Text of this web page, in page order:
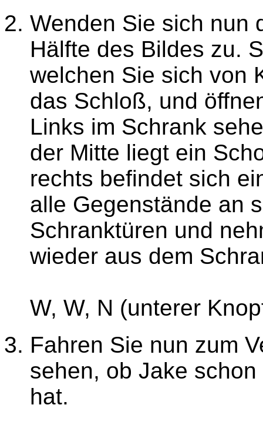
Wenden Sie sich nun
Hälfte des Bildes zu.
welchen Sie sich von
das Schloß, und
Links im Schrank
der Mitte liegt ein
rechts befindet sich
alle Gegenstände an
Schranktüren und
wieder aus dem
W, W, N (unterer
Fahren Sie nun zum
sehen, ob Jake
hat.